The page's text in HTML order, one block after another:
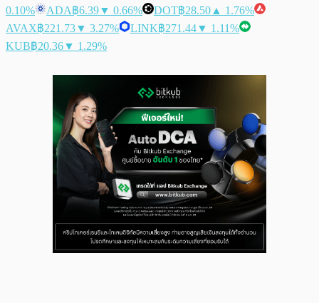
0.10%
ADA฿6.39▼ 0.66% DOT฿28.50 ▲ 1.76%
AVAX฿221.73▼ 3.27% LINK฿271.44▼ 1.11%
KUB฿20.36▼ 1.29%